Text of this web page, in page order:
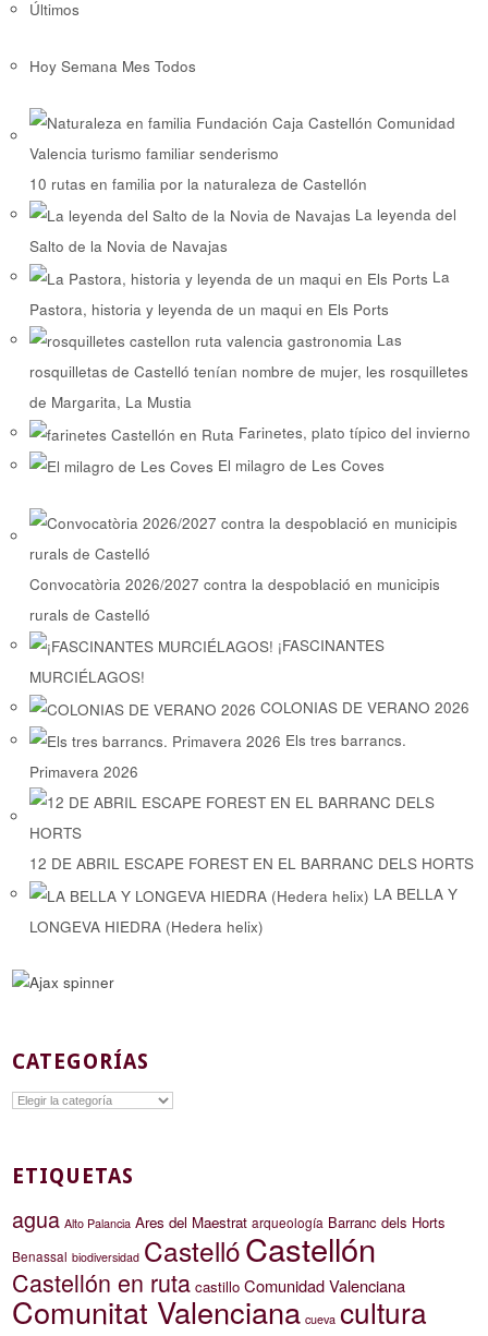
Últimos
Hoy Semana Mes Todos
10 rutas en familia por la naturaleza de Castellón
La leyenda del
Salto de la Novia de Navajas
La
Pastora, historia y leyenda de un maqui en Els Ports
Las
rosquilletas de Castelló tenían nombre de mujer, les rosquilletes
de Margarita, La Mustia
Farinetes, plato típico del invierno
El milagro de Les Coves
Convocatòria 2026/2027 contra la despoblació en municipis
rurals de Castelló
¡FASCINANTES
MURCIÉLAGOS!
COLONIAS DE VERANO 2026
Els tres barrancs.
Primavera 2026
12 DE ABRIL ESCAPE FOREST EN EL BARRANC DELS HORTS
LA BELLA Y
LONGEVA HIEDRA (Hedera helix)
CATEGORÍAS
Categorías
ETIQUETAS
agua Alto Palancia Ares del Maestrat arqueología Barranc dels Horts
Benassal biodiversidad CastellóCastellón
Castellón en ruta castillo Comunidad Valenciana
Comunitat Valenciana cueva cultura